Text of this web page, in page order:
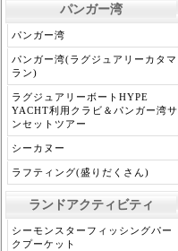
パンガー湾
パンガー湾
パンガー湾(ラグジュアリーカタマ
ラン)
ラグジュアリーボートHYPE
YACHT利用クラビ＆パンガー湾サ
ンセットツアー
シーカヌー
ラフティング(盛りだくさん)
ランドアクティビティ
シーモンスターフィッシングパー
クプーケット